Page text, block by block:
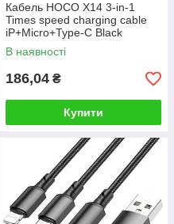
Кабель HOCO X14 3-in-1
Times speed charging cable
iP+Micro+Type-C Black
В наявності
186,04 ₴
Купити